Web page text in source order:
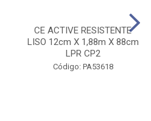
CE ACTIVE RESISTENTE
LISO 12cm X 1,88m X 88cm
LPR CP2
Código: PA53618